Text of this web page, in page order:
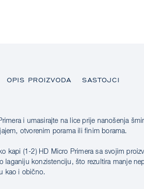
OPIS PROIZVODA SASTOJCI
i umasirajte na lice prije nanošenja
otvorenim porama ili finim borama.
kapi (1-2) HD Micro Primera sa svojim
laganiju konzistenciju, što rezultira manje
kao i obično.